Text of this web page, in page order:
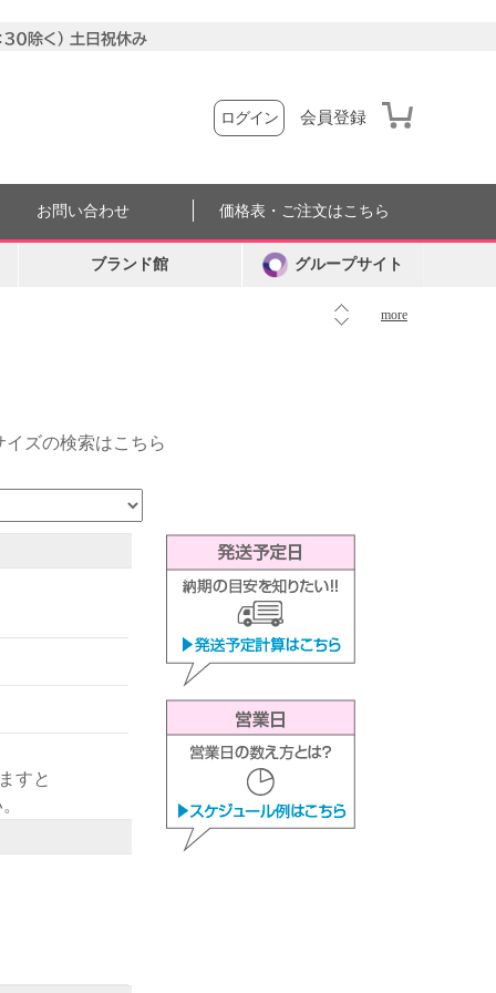
ログイン 会員登録
more
お問い合わせ 価格表・ご注文はこちら
ブランド館 グループサイト
ズの検索はこちら
すと